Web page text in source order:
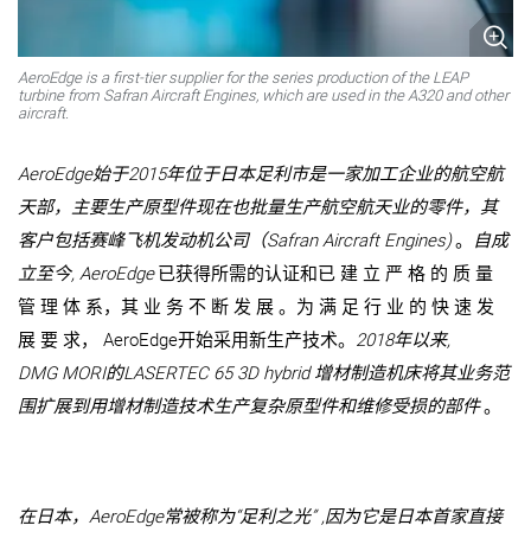
AeroEdge is a first-tier supplier for the series production of the LEAP
turbine from Safran Aircraft Engines, which are used in the A320 and other
aircraft.
AeroEdge始于2015年位于日本足利市是一家加工企业的航空航
天部，主要生产原型件现在也批量生产航空航天业的零件，其
客户包括赛峰飞机发动机公司（Safran Aircraft Engines)。
自成
立至今, AeroEdge 已获得所需的认证和已 建 立 严 格 的 质 量
管 理 体 系，其 业 务 不 断 发 展 。为 满 足 行 业 的 快 速 发
展 要 求， AeroEdge开始采用新生产技术。 2018年以来,
DMG MORI的LASERTEC 65 3D hybrid 增材制造机床将其业务范
围扩展到用增材制造技术生产复杂原型件和维修受损的部件。
在日本，AeroEdge常被称为“足利之光” ,因为它是日本首家直接